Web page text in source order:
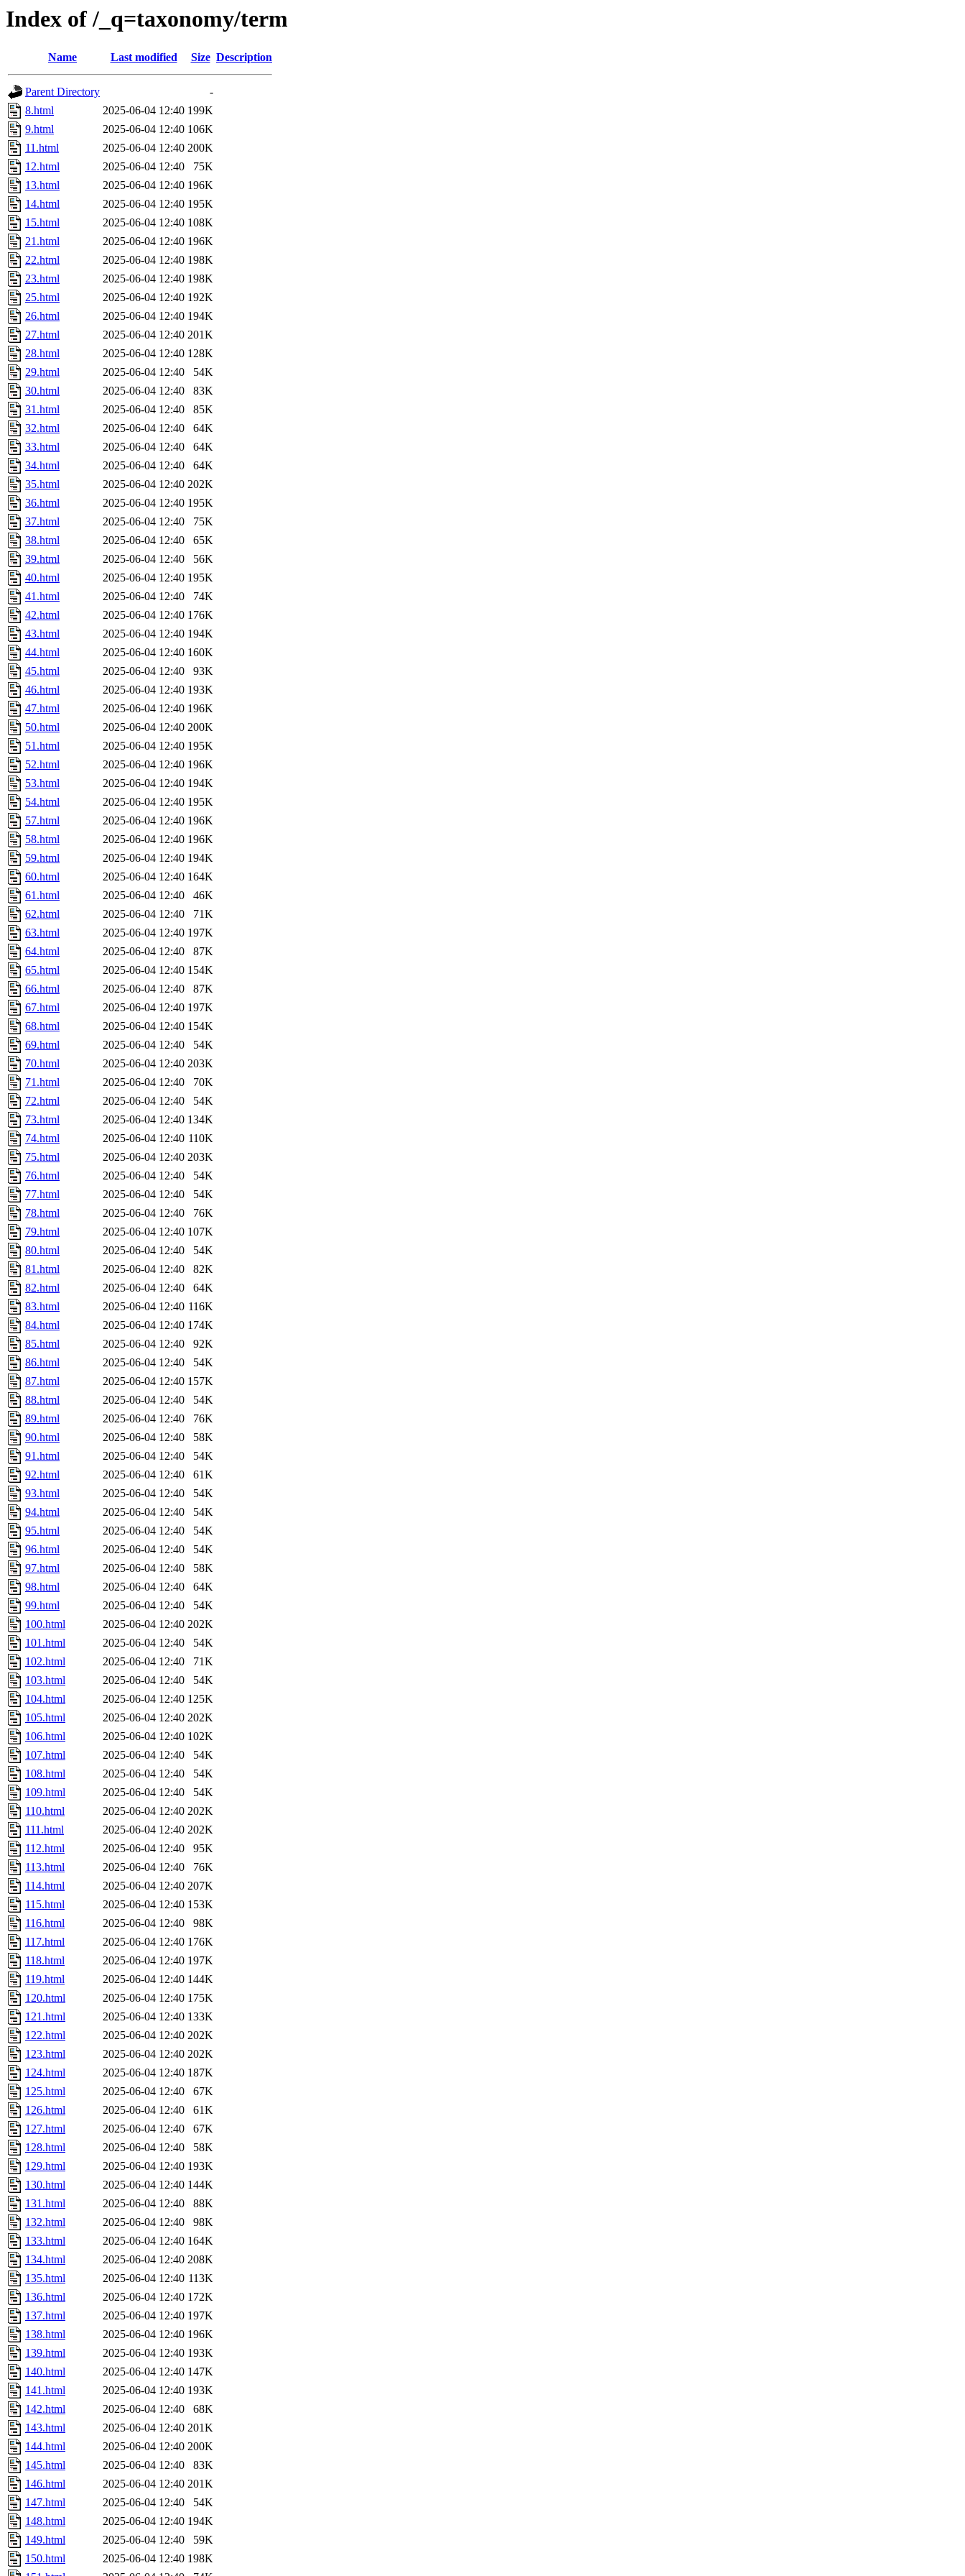
Index of /_q=taxonomy/term
Name Last modified Size Description
Parent Directory
-
8.html
2025-06-04 12:40 199K
9.html
2025-06-04 12:40 106K
11.html
2025-06-04 12:40 200K
12.html
2025-06-04 12:40
75K
13.html
2025-06-04 12:40 196K
14.html
2025-06-04 12:40 195K
15.html
2025-06-04 12:40 108K
21.html
2025-06-04 12:40 196K
22.html
2025-06-04 12:40 198K
23.html
2025-06-04 12:40 198K
25.html
2025-06-04 12:40 192K
26.html
2025-06-04 12:40 194K
27.html
2025-06-04 12:40 201K
28.html
2025-06-04 12:40 128K
29.html
2025-06-04 12:40
54K
30.html
2025-06-04 12:40
83K
31.html
2025-06-04 12:40
85K
32.html
2025-06-04 12:40
64K
33.html
2025-06-04 12:40
64K
34.html
2025-06-04 12:40
64K
35.html
2025-06-04 12:40 202K
36.html
2025-06-04 12:40 195K
37.html
2025-06-04 12:40
75K
38.html
2025-06-04 12:40
65K
39.html
2025-06-04 12:40
56K
40.html
2025-06-04 12:40 195K
41.html
2025-06-04 12:40
74K
42.html
2025-06-04 12:40 176K
43.html
2025-06-04 12:40 194K
44.html
2025-06-04 12:40 160K
45.html
2025-06-04 12:40
93K
46.html
2025-06-04 12:40 193K
47.html
2025-06-04 12:40 196K
50.html
2025-06-04 12:40 200K
51.html
2025-06-04 12:40 195K
52.html
2025-06-04 12:40 196K
53.html
2025-06-04 12:40 194K
54.html
2025-06-04 12:40 195K
57.html
2025-06-04 12:40 196K
58.html
2025-06-04 12:40 196K
59.html
2025-06-04 12:40 194K
60.html
2025-06-04 12:40 164K
61.html
2025-06-04 12:40
46K
62.html
2025-06-04 12:40
71K
63.html
2025-06-04 12:40 197K
64.html
2025-06-04 12:40
87K
65.html
2025-06-04 12:40 154K
66.html
2025-06-04 12:40
87K
67.html
2025-06-04 12:40 197K
68.html
2025-06-04 12:40 154K
69.html
2025-06-04 12:40
54K
70.html
2025-06-04 12:40 203K
71.html
2025-06-04 12:40
70K
72.html
2025-06-04 12:40
54K
73.html
2025-06-04 12:40 134K
74.html
2025-06-04 12:40 110K
75.html
2025-06-04 12:40 203K
76.html
2025-06-04 12:40
54K
77.html
2025-06-04 12:40
54K
78.html
2025-06-04 12:40
76K
79.html
2025-06-04 12:40 107K
80.html
2025-06-04 12:40
54K
81.html
2025-06-04 12:40
82K
82.html
2025-06-04 12:40
64K
83.html
2025-06-04 12:40 116K
84.html
2025-06-04 12:40 174K
85.html
2025-06-04 12:40
92K
86.html
2025-06-04 12:40
54K
87.html
2025-06-04 12:40 157K
88.html
2025-06-04 12:40
54K
89.html
2025-06-04 12:40
76K
90.html
2025-06-04 12:40
58K
91.html
2025-06-04 12:40
54K
92.html
2025-06-04 12:40
61K
93.html
2025-06-04 12:40
54K
94.html
2025-06-04 12:40
54K
95.html
2025-06-04 12:40
54K
96.html
2025-06-04 12:40
54K
97.html
2025-06-04 12:40
58K
98.html
2025-06-04 12:40
64K
99.html
2025-06-04 12:40
54K
100.html
2025-06-04 12:40 202K
101.html
2025-06-04 12:40
54K
102.html
2025-06-04 12:40
71K
103.html
2025-06-04 12:40
54K
104.html
2025-06-04 12:40 125K
105.html
2025-06-04 12:40 202K
106.html
2025-06-04 12:40 102K
107.html
2025-06-04 12:40
54K
108.html
2025-06-04 12:40
54K
109.html
2025-06-04 12:40
54K
110.html
2025-06-04 12:40 202K
111.html
2025-06-04 12:40 202K
112.html
2025-06-04 12:40
95K
113.html
2025-06-04 12:40
76K
114.html
2025-06-04 12:40 207K
115.html
2025-06-04 12:40 153K
116.html
2025-06-04 12:40
98K
117.html
2025-06-04 12:40 176K
118.html
2025-06-04 12:40 197K
119.html
2025-06-04 12:40 144K
120.html
2025-06-04 12:40 175K
121.html
2025-06-04 12:40 133K
122.html
2025-06-04 12:40 202K
123.html
2025-06-04 12:40 202K
124.html
2025-06-04 12:40 187K
125.html
2025-06-04 12:40
67K
126.html
2025-06-04 12:40
61K
127.html
2025-06-04 12:40
67K
128.html
2025-06-04 12:40
58K
129.html
2025-06-04 12:40 193K
130.html
2025-06-04 12:40 144K
131.html
2025-06-04 12:40
88K
132.html
2025-06-04 12:40
98K
133.html
2025-06-04 12:40 164K
134.html
2025-06-04 12:40 208K
135.html
2025-06-04 12:40 113K
136.html
2025-06-04 12:40 172K
137.html
2025-06-04 12:40 197K
138.html
2025-06-04 12:40 196K
139.html
2025-06-04 12:40 193K
140.html
2025-06-04 12:40 147K
141.html
2025-06-04 12:40 193K
142.html
2025-06-04 12:40
68K
143.html
2025-06-04 12:40 201K
144.html
2025-06-04 12:40 200K
145.html
2025-06-04 12:40
83K
146.html
2025-06-04 12:40 201K
147.html
2025-06-04 12:40
54K
148.html
2025-06-04 12:40 194K
149.html
2025-06-04 12:40
59K
150.html
2025-06-04 12:40 198K